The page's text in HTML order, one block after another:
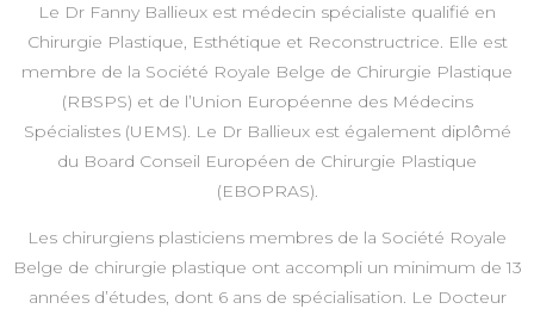
Le Dr Fanny Ballieux est médecin spécialiste qualifié en
Chirurgie Plastique, Esthétique et Reconstructrice. Elle est
membre de la Société Royale Belge de Chirurgie Plastique
(RBSPS) et de l’Union Européenne des Médecins
Spécialistes (UEMS). Le Dr Ballieux est également diplômé
du Board Conseil Européen de Chirurgie Plastique
(EBOPRAS).
Les chirurgiens plasticiens membres de la Société Royale
Belge de chirurgie plastique ont accompli un minimum de 13
années d’études, dont 6 ans de spécialisation. Le Docteur